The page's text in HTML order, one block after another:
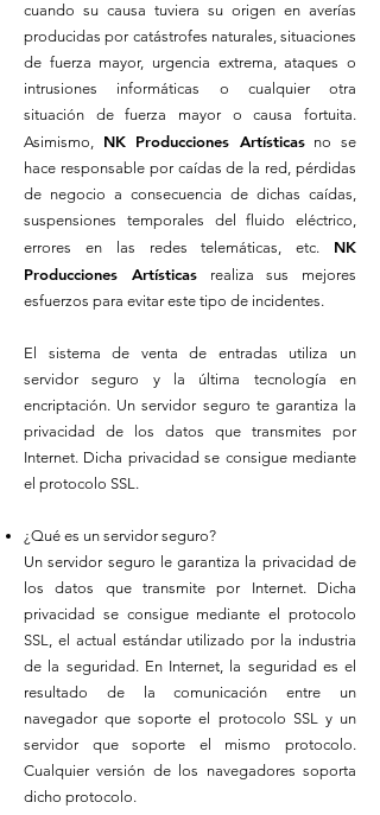
cuando su causa tuviera su origen en averías
producidas por catástrofes naturales, situaciones
de fuerza mayor, urgencia extrema, ataques o
intrusiones informáticas o cualquier otra
situación de fuerza mayor o causa fortuita.
Asimismo, NK Producciones Artísticasno se
hace responsable por caídas de la red, pérdidas
de negocio a consecuencia de dichas caídas,
suspensiones temporales del fluido eléctrico,
errores en las redes telemáticas, etc. NK
Producciones Artísticasrealiza sus mejores
esfuerzos para evitar este tipo de incidentes.
El sistema de venta de entradas utiliza un
servidor seguro y la última tecnología en
encriptación. Un servidor seguro te garantiza la
privacidad de los datos que transmites por
Internet. Dicha privacidad se consigue mediante
el protocolo SSL.
¿Qué es un servidor seguro?
Un servidor seguro le garantiza la privacidad de
los datos que transmite por Internet. Dicha
privacidad se consigue mediante el protocolo
SSL, el actual estándar utilizado por la industria
de la seguridad. En Internet, la seguridad es el
resultado de la comunicación entre un
navegador que soporte el protocolo SSL y un
servidor que soporte el mismo protocolo.
Cualquier versión de los navegadores soporta
dicho protocolo.